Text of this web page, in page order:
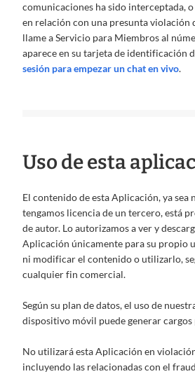
comunicaciones ha sido interceptada,
en relación con una presunta violación
llame a Servicio para Miembros al
aparece en su tarjeta de identificación
sesión para empezar un chat en vivo.
Uso de esta
El contenido de esta Aplicación, ya sea
tengamos licencia de un tercero, está
de autor. Lo autorizamos a ver y
Aplicación únicamente para su propio
ni modificar el contenido o utilizarlo,
cualquier fin comercial.
Según su plan de datos, el uso de
dispositivo móvil puede generar cargos
No utilizará esta Aplicación en
incluyendo las relacionadas con el